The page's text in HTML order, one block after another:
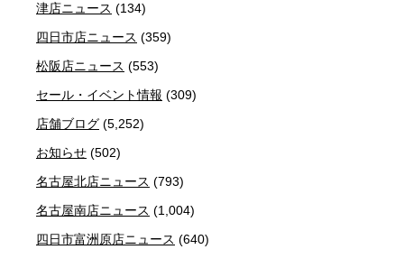
津店ニュース (134)
四日市店ニュース (359)
松阪店ニュース (553)
セール・イベント情報 (309)
店舗ブログ (5,252)
お知らせ (502)
名古屋北店ニュース (793)
名古屋南店ニュース (1,004)
四日市富洲原店ニュース (640)